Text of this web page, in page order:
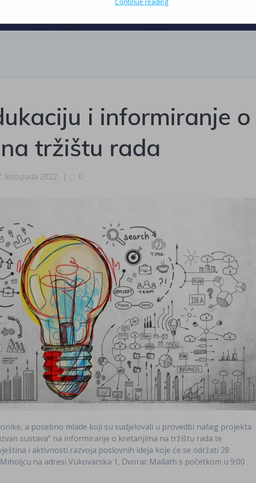
i informiranje o
tržištu rada
listopada 2022. | 0
a posebno mlade koji su sudjelovali u provedbi našeg projekta
sustava” na informiranje o kretanjima na tržištu rada te
i aktivnosti razvoja poslovnih ideja koje će se održati 28
na adresi Vukovarska 1, Dvorac Mailath s početkom u 9:00